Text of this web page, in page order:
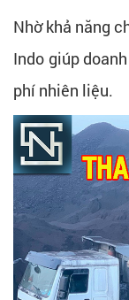
Nhờ khả năng
Indo giúp
phí nhiên liệu.